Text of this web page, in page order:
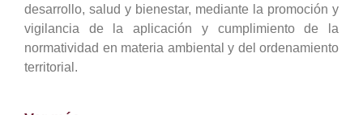
desarrollo, salud y bienestar, mediante la promoción y
vigilancia de la aplicación y cumplimiento de la
normatividad en materia ambiental y del ordenamiento
territorial.